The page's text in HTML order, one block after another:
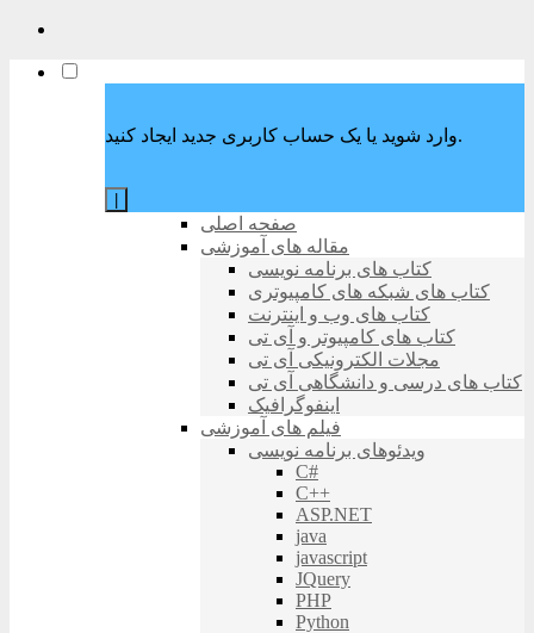
وارد شوید یا یک حساب کاربری جدید ایجاد کنید.
صفحه اصلی
مقاله های آموزشی
کتاب های برنامه نویسی
کتاب های شبکه های کامپیوتری
کتاب های وب و اینترنت
کتاب های کامپیوتر و آی تی
مجلات الکترونیکی آی تی
کتاب های درسی و دانشگاهی آی تی
اینفوگرافیک
فیلم های آموزشی
ویدئوهای برنامه نویسی
C#
C++
ASP.NET
java
javascript
JQuery
PHP
Python